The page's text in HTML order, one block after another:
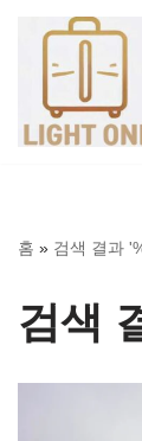
츠
로
기
홈 » 검색 결과
검색